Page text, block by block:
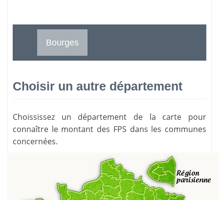
Bourges
Choisir un autre département
Choississez un département de la carte pour
connaître le montant des FPS dans les communes
concernées.